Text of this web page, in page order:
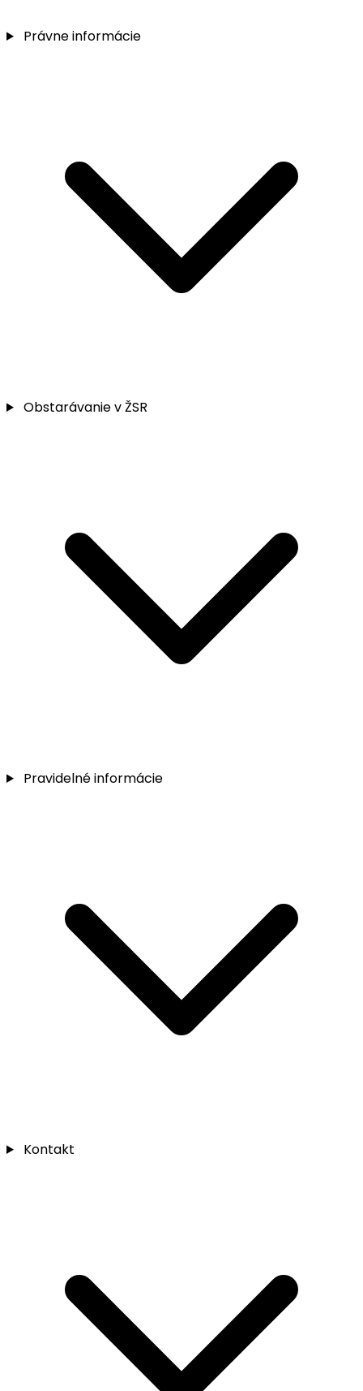
Právne informácie
Obstarávanie v ŽSR
Pravidelné informácie
Kontakt